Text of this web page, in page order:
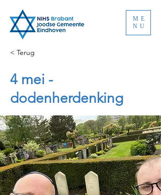
ME
NU
< Terug
4 mei -
dodenherdenking